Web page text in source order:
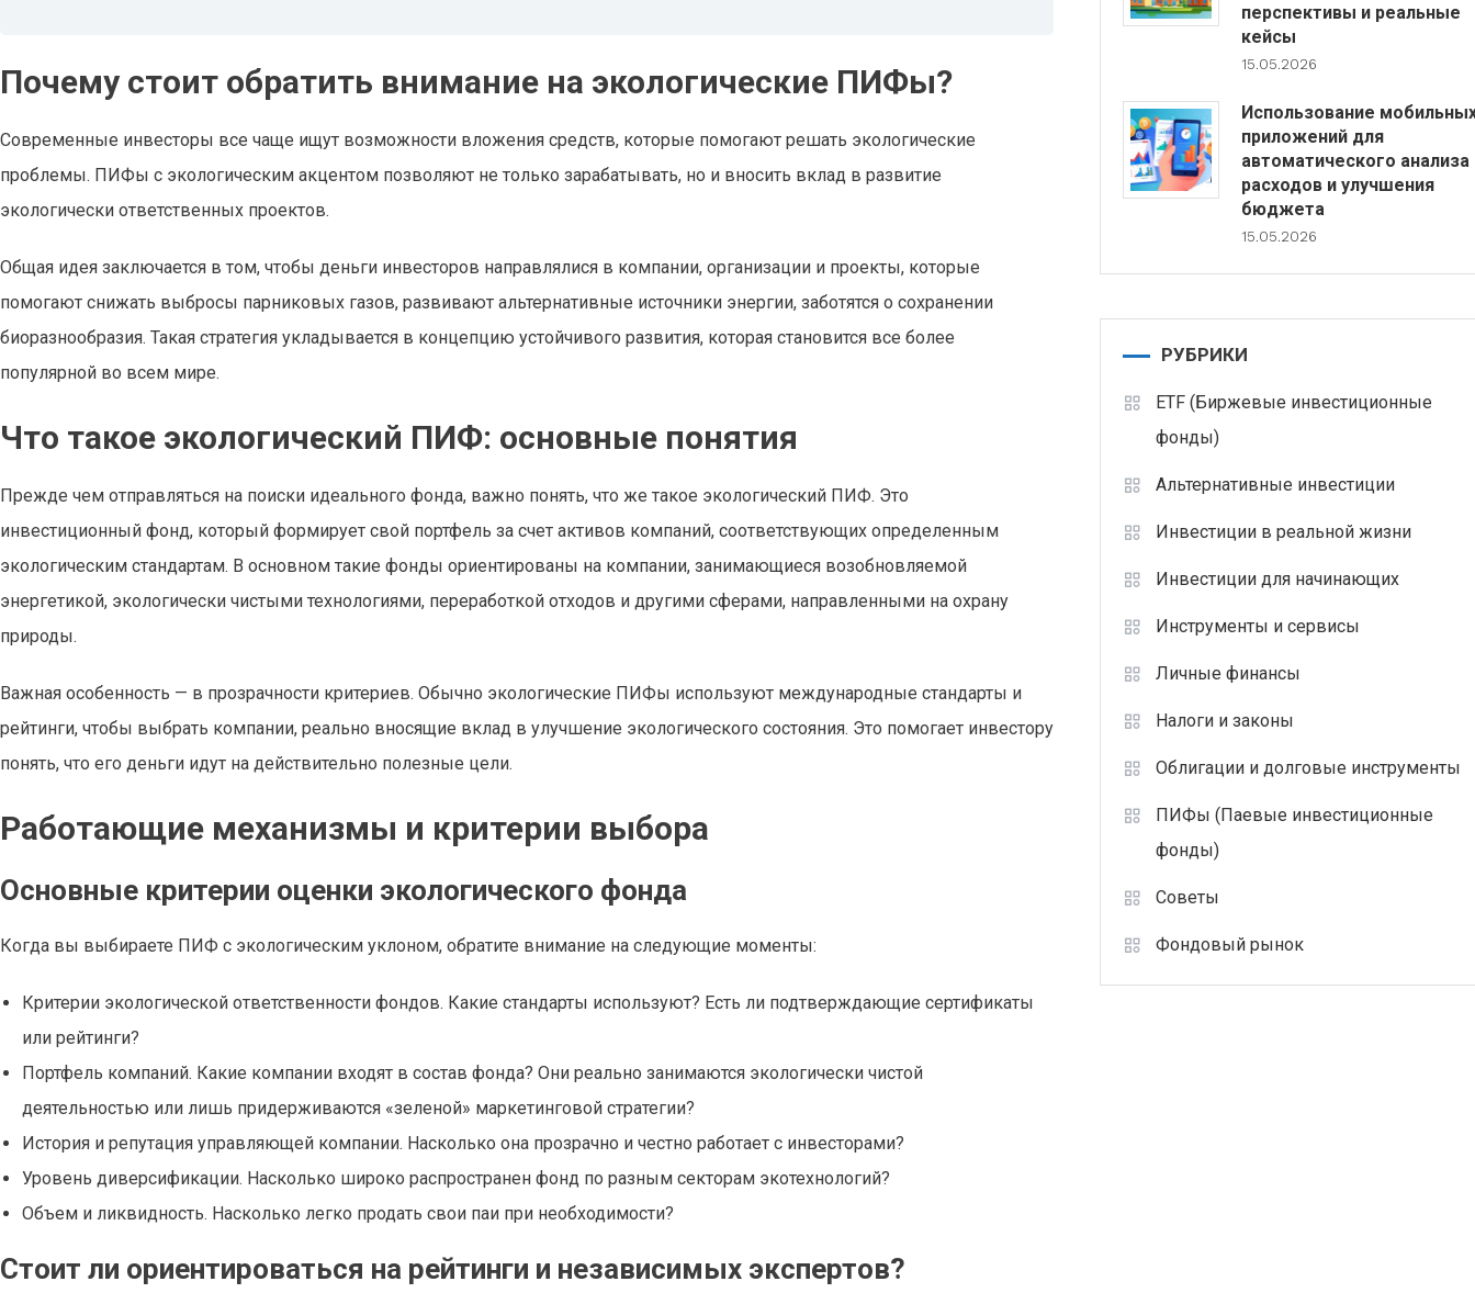
Почему стоит обратить внимание на экологические ПИФы?
Современные инвесторы все чаще ищут возможности вложения средств, которые помогают решать экологические
проблемы. ПИФы с экологическим акцентом позволяют не только зарабатывать, но и вносить вклад в развитие
экологически ответственных проектов.
Общая идея заключается в том, чтобы деньги инвесторов направлялися в компании, организации и проекты, которые
помогают снижать выбросы парниковых газов, развивают альтернативные источники энергии, заботятся о сохранении
биоразнообразия. Такая стратегия укладывается в концепцию устойчивого развития, которая становится все более
популярной во всем мире.
Что такое экологический ПИФ: основные понятия
Прежде чем отправляться на поиски идеального фонда, важно понять, что же такое экологический ПИФ. Это
инвестиционный фонд, который формирует свой портфель за счет активов компаний, соответствующих определенным
экологическим стандартам. В основном такие фонды ориентированы на компании, занимающиеся возобновляемой
энергетикой, экологически чистыми технологиями, переработкой отходов и другими сферами, направленными на охрану
природы.
Важная особенность — в прозрачности критериев. Обычно экологические ПИФы используют международные стандарты и
рейтинги, чтобы выбрать компании, реально вносящие вклад в улучшение экологического состояния. Это помогает инвестору
понять, что его деньги идут на действительно полезные цели.
Работающие механизмы и критерии выбора
Основные критерии оценки экологического фонда
Когда вы выбираете ПИФ с экологическим уклоном, обратите внимание на следующие моменты:
Критерии экологической ответственности фондов. Какие стандарты используют? Есть ли подтверждающие сертификаты
или рейтинги?
Портфель компаний. Какие компании входят в состав фонда? Они реально занимаются экологически чистой
деятельностью или лишь придерживаются «зеленой» маркетинговой стратегии?
История и репутация управляющей компании. Насколько она прозрачно и честно работает с инвесторами?
Уровень диверсификации. Насколько широко распространен фонд по разным секторам экотехнологий?
Объем и ликвидность. Насколько легко продать свои паи при необходимости?
Стоит ли ориентироваться на рейтинги и независимых экспертов?
перспективы и реальные
кейсы
15.05.2026
Использование
приложений для
автоматического анализа
расходов и улучшения
бюджета
15.05.2026
РУБРИКИ
ETF (Биржевые инвестиционные
фонды)
Альтернативные инвестиции
Инвестиции в реальной жизни
Инвестиции для начинающих
Инструменты и сервисы
Личные финансы
Налоги и законы
Облигации и долговые инструменты
ПИФы (Паевые инвестиционные
фонды)
Советы
Фондовый рынок